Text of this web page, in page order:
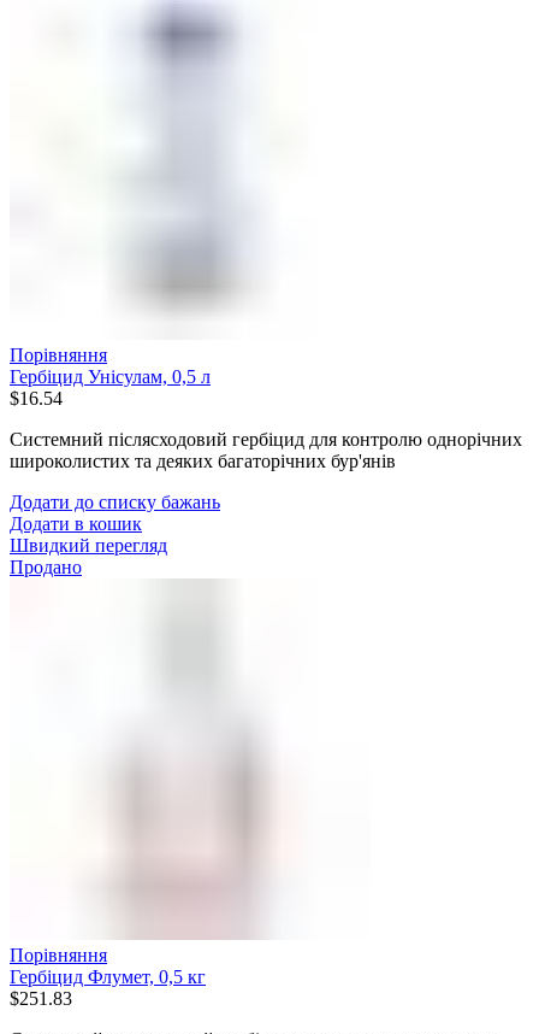
Порівняння
Гербіцид Унісулам, 0,5 л
$16.54
Системний післясходовий гербіцид для контролю однорічних
широколистих та деяких багаторічних бур'янів
Додати до списку бажань
Додати в кошик
Швидкий перегляд
Продано
Порівняння
Гербіцид Флумет, 0,5 кг
$251.83